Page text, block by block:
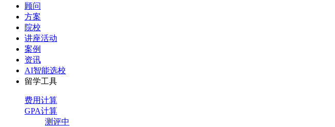
顾问
方案
院校
讲座活动
案例
资讯
AI智能选校
留学工具
费用计算
GPA计算
测评中